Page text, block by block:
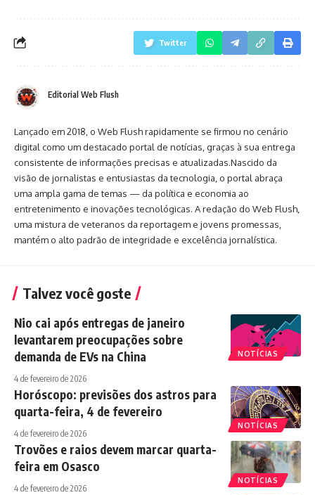
Twitter
Editorial Web Flush
Lançado em 2018, o Web Flush rapidamente se firmou no cenário
digital como um destacado portal de notícias, graças à sua entrega
consistente de informações precisas e atualizadas.Nascido da
visão de jornalistas e entusiastas da tecnologia, o portal abraça
uma ampla gama de temas — da política e economia ao
entretenimento e inovações tecnológicas. A redação do Web Flush,
uma mistura de veteranos da reportagem e jovens promessas,
mantém o alto padrão de integridade e excelência jornalística.
Talvez você goste
NOTÍCIAS
Nio cai após entregas de janeiro
levantarem preocupações sobre
demanda de EVs na China
4 de fevereiro de 2026
NOTÍCIAS
Horóscopo: previsões dos astros para
quarta-feira, 4 de fevereiro
4 de fevereiro de 2026
NOTÍCIAS
Trovões e raios devem marcar quarta-
feira em Osasco
4 de fevereiro de 2026